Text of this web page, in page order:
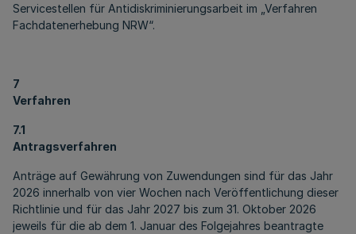
Servicestellen für Antidiskriminierungsarbeit im „Verfahren
Fachdatenerhebung NRW“.
7
Verfahren
7.1
Antragsverfahren
Anträge auf Gewährung von Zuwendungen sind für das Jahr
2026 innerhalb von vier Wochen nach Veröffentlichung dieser
Richtlinie und für das Jahr 2027 bis zum 31. Oktober 2026
jeweils für die ab dem 1. Januar des Folgejahres beantragte